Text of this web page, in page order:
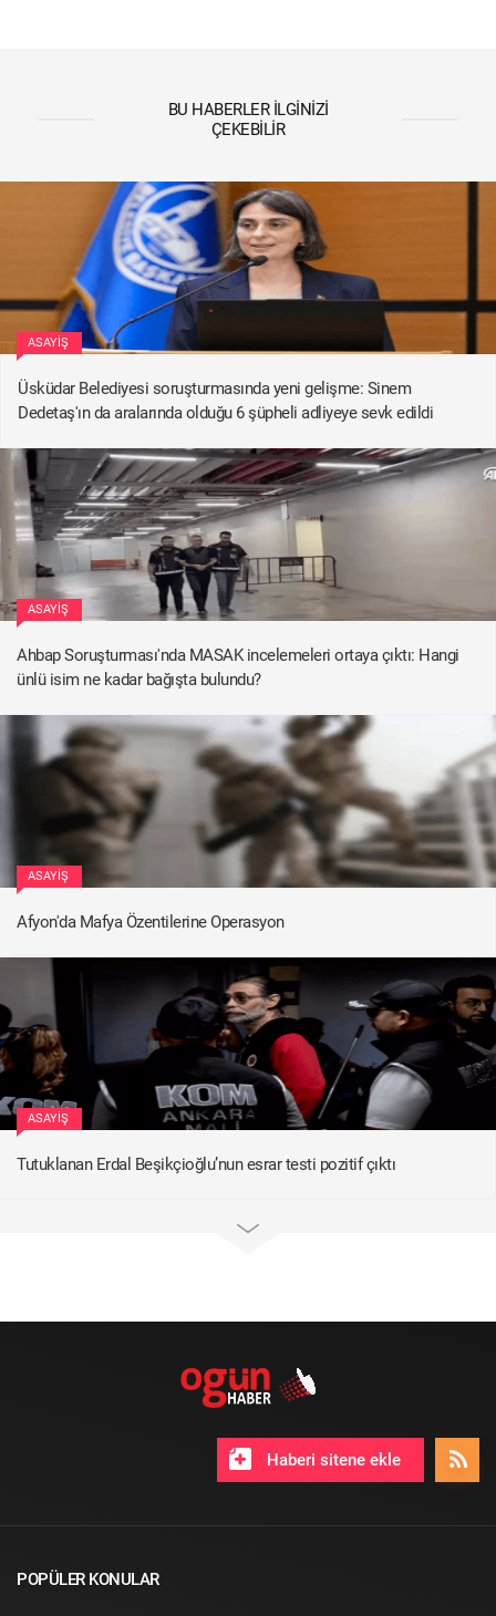
BU HABERLER İLGINIZI
ÇEKEBILIR
ASAYIŞ
Üsküdar Belediyesi soruşturmasında yeni gelişme: Sinem
Dedetaş'ın da aralarında olduğu 6 şüpheli adliyeye sevk edildi
ASAYIŞ
Ahbap Soruşturması'nda MASAK incelemeleri ortaya çıktı: Hangi
ünlü isim ne kadar bağışta bulundu?
ASAYIŞ
Afyon'da Mafya Özentilerine Operasyon
ASAYIŞ
Tutuklanan Erdal Beşikçioğlu’nun esrar testi pozitif çıktı
Haberi sitene ekle
POPÜLER KONULAR